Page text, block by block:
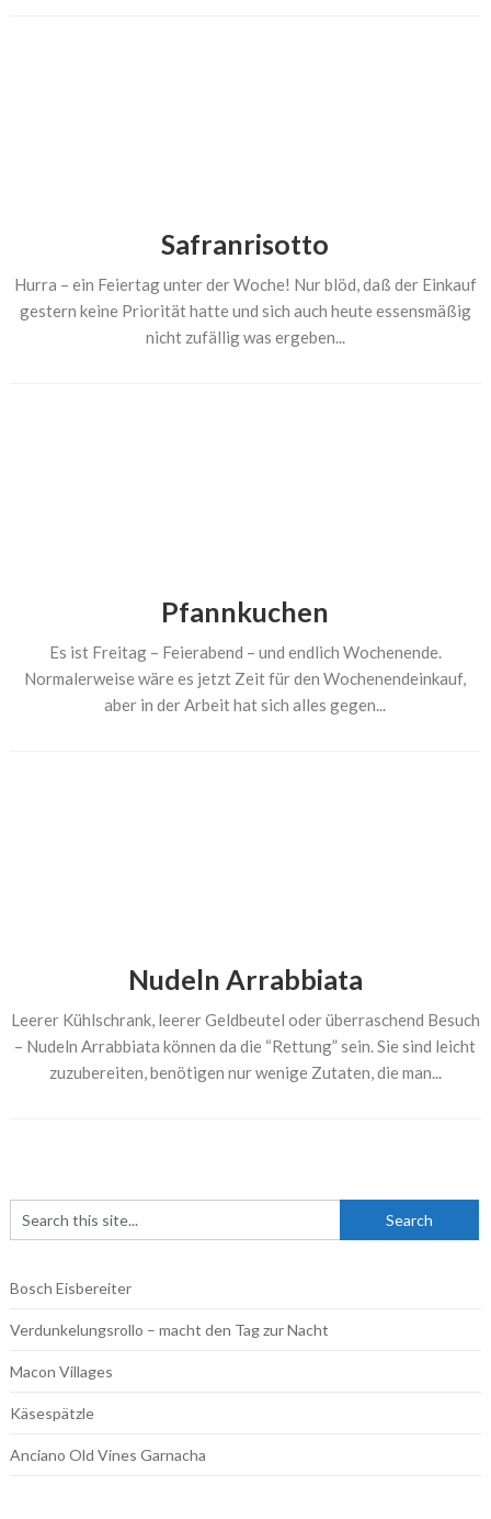
Safranrisotto
Hurra – ein Feiertag unter der Woche! Nur blöd, daß der Einkauf
gestern keine Priorität hatte und sich auch heute essensmäßig
nicht zufällig was ergeben...
Pfannkuchen
Es ist Freitag – Feierabend – und endlich Wochenende.
Normalerweise wäre es jetzt Zeit für den Wochenendeinkauf,
aber in der Arbeit hat sich alles gegen...
Nudeln Arrabbiata
Leerer Kühlschrank, leerer Geldbeutel oder überraschend Besuch
– Nudeln Arrabbiata können da die “Rettung” sein. Sie sind leicht
zuzubereiten, benötigen nur wenige Zutaten, die man...
Bosch Eisbereiter
Verdunkelungsrollo – macht den Tag zur Nacht
Macon Villages
Käsespätzle
Anciano Old Vines Garnacha